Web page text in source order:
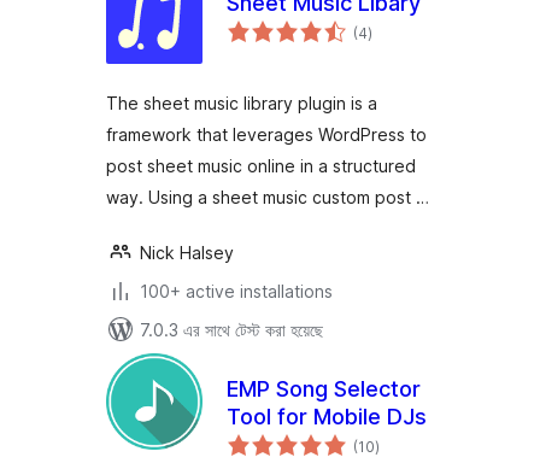
(4total
ratings
)
The sheet music library plugin is a
framework that leverages WordPress to
post sheet music online in a structured
way. Using a sheet music custom post …
Nick Halsey
100+ active installations
7.0.3 এর সাথে টেস্ট করা হয়েছে
EMP Song Selector
Tool for Mobile DJs
(10total
ratings
)